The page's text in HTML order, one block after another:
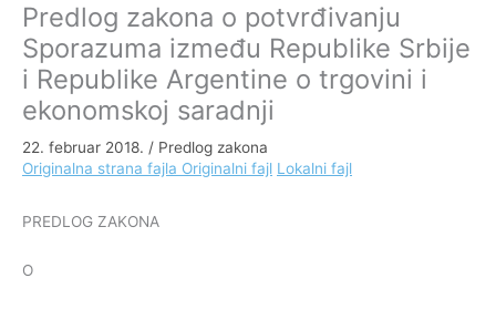
Predlog zakona o potvrđivanju
Sporazuma između Republike Srbije
i Republike Argentine o trgovini i
ekonomskoj saradnji
22. februar 2018. / Predlog zakona
Originalna strana fajla Originalni fajl Lokalni fajl
PREDLOG ZAKONA
O